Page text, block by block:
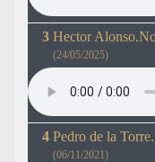
Hector
(24/05/2025)
Pedro de la
(06/11/2021)